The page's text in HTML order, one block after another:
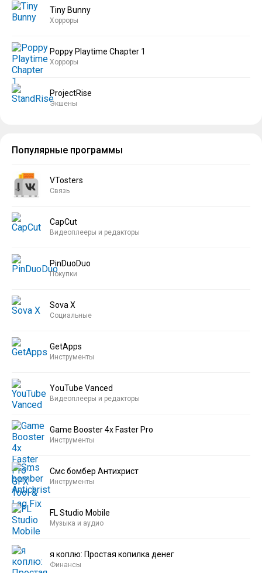
Tiny Bunny
Хорроры
Poppy Playtime Chapter 1
Хорроры
ProjectRise
Экшены
Популярные программы
VTosters
Связь
CapCut
Видеоплееры и редакторы
PinDuoDuo
Покупки
Sova X
Социальные
GetApps
Инструменты
YouTube Vanced
Видеоплееры и редакторы
Game Booster 4x Faster Pro
Инструменты
Смс бомбер Антихрист
Инструменты
FL Studio Mobile
Музыка и аудио
я коплю: Простая копилка денег
Финансы